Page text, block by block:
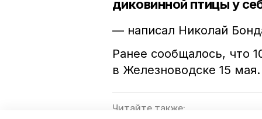
диковинной птицы у
— написал Николай
Ранее сообщалось, что
в Железноводске 15 мая.
Читайте также: